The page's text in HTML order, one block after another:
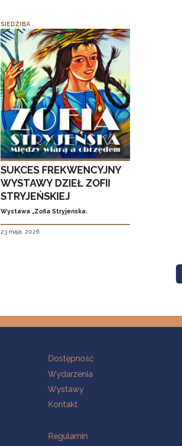
SIEDZIBA
SUKCES FREKWENCYJNY
WYSTAWY DZIEŁ ZOFII
STRYJEŃSKIEJ
Wystawa „Zofia Stryjeńska.
23 maja, 2026
Na skróty
Dostępność
Wydarzenia
Wystawy
Kontakt
Na skróty
Regulamin